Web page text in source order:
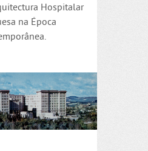
Hospitalar
na Época